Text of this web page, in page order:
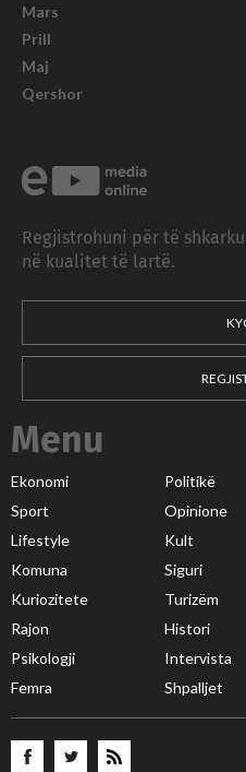
Mars
Prill
Maj
Qershor
Regjistrohuni për të
në kualitet të lartë.
Menu
Ekonomi Politikë
Sport
Opinione
Lifestyle
Kult
Komuna
Siguri
Kuriozitete
Turizëm
Rajon
Histori
Psikologji
Intervista
Femra
Shpalljet